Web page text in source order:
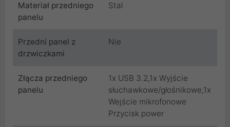
Materiał przedniego
panelu
Stal
Przedni panel z
drzwiczkami
Nie
Złącza przedniego
panelu
1x USB 3.2,1x Wyjście
słuchawkowe/głośnikowe,1x
Wejście mikrofonowe
Przycisk power